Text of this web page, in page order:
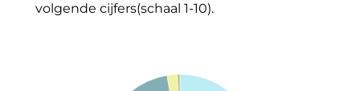
volgende cijfers(schaal 1-10).